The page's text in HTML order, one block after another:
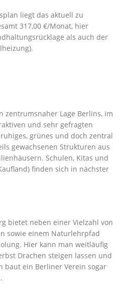
liegt das aktuell zu
317,00 €/Monat, hier
als auch der
zentrumsnaher Lage Berlins, im
und sehr gefragten
grünes und doch zentral
gewachsenen Strukturen aus
Schulen, Kitas und
finden sich in nächster
bietet neben einer Vielzahl von
sowie einem Naturlehrpfad
Hier kann man weitläufig
Drachen steigen lassen und
baut ein Berliner Verein sogar